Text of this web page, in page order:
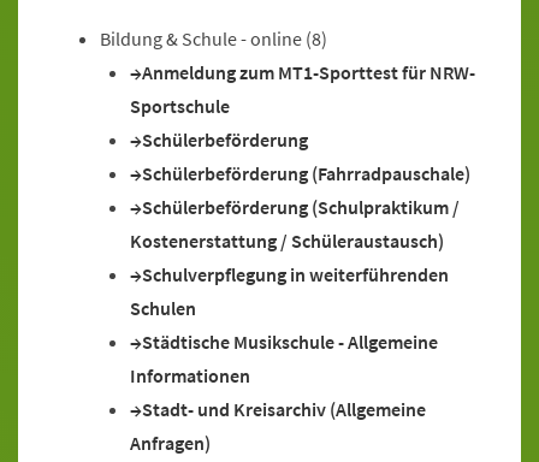
Bildung & Schule - online (8)
Anmeldung zum MT1-Sporttest für NRW-
Sportschule
Schülerbeförderung
Schülerbeförderung (Fahrradpauschale)
Schülerbeförderung (Schulpraktikum /
Kostenerstattung / Schüleraustausch)
Schulverpflegung in weiterführenden
Schulen
Städtische Musikschule - Allgemeine
Informationen
Stadt- und Kreisarchiv (Allgemeine
Anfragen)